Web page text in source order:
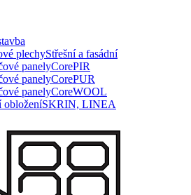
plechyStřešní a fasádní
panelyCorePIR
panelyCorePUR
panelyCoreWOOL
obloženíSKRIN, LINEA